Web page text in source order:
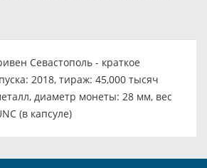
Севастополь - краткое
2018, тираж: 45,000 тысяч
диаметр монеты: 28 мм, вес
(в капсуле)